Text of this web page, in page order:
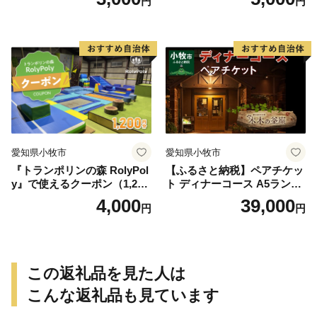
愛知県小牧市
『トランポリンの森 RolyPol
y』で使えるクーポン（1,200
4,000円
愛知県小牧市
【ふるさと納税】ペアチケッ
ト ディナーコース A5ランク
飛騨牛 コース 記念日 お誕生
日 特別な日 完全個室 ノンア
県 小牧市 送料無料
39,000円
この返礼品を見た人は
こんな返礼品も見ています